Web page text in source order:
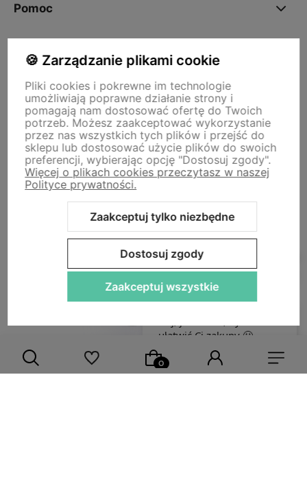
Pomoc
Moje konto
Płatności i dostawa
O nas
Storm - sklep plastyczny
Adres sklepu internetowego:ul. Kazimierza Wielkiego 29a, 50-077
ul. Jana Uphagena 19, 80-237 Gdańsk NIP:
5840152571
zamowienia@stormplastyczny.pl| Tel.:
od GrowCommerce
🍪 Zarządzanie plikami cookie
Pliki cookies i pokrewne im technologie
umożliwiają poprawne działanie strony i
pomagają nam dostosować ofertę do Twoich
potrzeb. Możesz zaakceptować wykorzystanie
przez nas wszystkich tych plików i przejść do
sklepu lub dostosować użycie plików do swoich
preferencji, wybierając opcję "Dostosuj zgody".
Więcej o plikach cookies przeczytasz w naszej
Polityce prywatności.
Zaakceptuj tylko niezbędne
Dostosuj zgody
Zaakceptuj wszystkie